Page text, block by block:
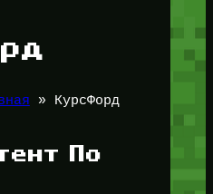
» КурсФорд
По